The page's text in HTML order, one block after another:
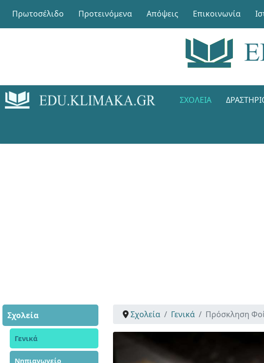
Πρωτοσέλιδο Προτεινόμενα Απόψεις Επικοινωνία
ΣΧΟΛΕΊΑ
Σχολεία
Γενικά
Νηπιαγωγείο
Σχολεία Γενικά Πρόσκληση